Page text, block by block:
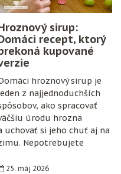
sirup:
recept, ktorý
kupované
hroznový sirup je
z najjednoduchších
ako spracovať
úrodu hrozna
uchovať si jeho chuť aj na
Nepotrebujete
ani zložitý
25. máj 2026